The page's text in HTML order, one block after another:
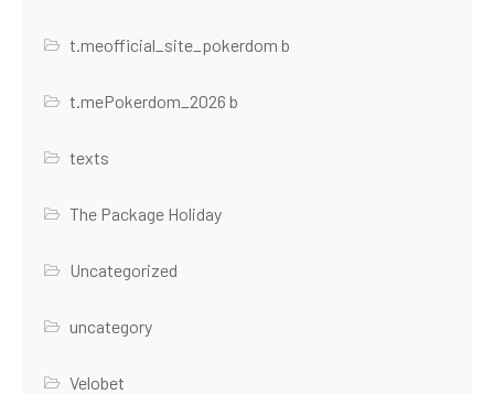
t.meofficial_site_pokerdom b
t.mePokerdom_2026 b
texts
The Package Holiday
Uncategorized
uncategory
Velobet